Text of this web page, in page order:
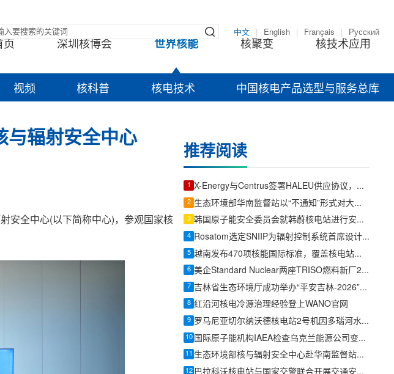
中文 English Français Русский
页 深圳核博会 世界核能 核聚变 核技术应用
视频 核科普 核电技术 中国核电产品选型与服务总库
与辐射安全中心
安全中心(以下简称中心)，参观国家核
推荐阅读
1 X-Energy与Centrus签署HALEU供应协议，美国先进核燃料供应链提速
2 生态环境部华南监督站以“不通知”形式对大亚湾核电基地开展防台防汛专项检查
3 韩国原子能安全委员会就韩蔚核电站进行安全检查
4 Rosatom选定SNIIP为辐射控制系统首席设计机构，统管核设施放射仪表标准化与进口替代保障
5 越南发布470项核能国际标准，覆盖核电站、研究堆、SMR及辐射防护全链条
6 美企Standard Nuclear两座TRISO燃料新厂2026年内投产，美国独立产能再扩容
7 吉林省生态环境厅成功举办“平安吉林-2026”辐射事故综合应急演习
8 红沿河核电冷源治理经验登上WANO官网
9 罗马尼亚切尔纳沃德核电站2号机因多瑙河水位持续下降仅能再运行约5天
10 国际原子能机构IAEA检查乌克兰能源公司变电站
11 生态环境部核与辐射安全中心赴华南监督站开展专题调研
12